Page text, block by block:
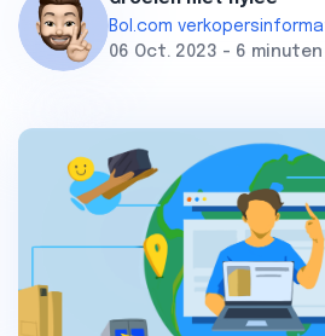
Bol.com
06 Oct. 2023 - 6